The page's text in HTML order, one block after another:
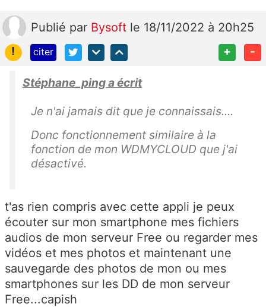
Publié par Bysoft le 18/11/2022 à 20h25
!
citer + -
Stéphane_ping a écrit
Je n'ai jamais dit que je connaissais....
Donc fonctionnement similaire à la
fonction de mon WDMYCLOUD que j'ai
désactivé.
t'as rien compris avec cette appli je peux
écouter sur mon smartphone mes fichiers
audios de mon serveur Free ou regarder mes
vidéos et mes photos et maintenant une
sauvegarde des photos de mon ou mes
smartphones sur les DD de mon serveur
Free...capish